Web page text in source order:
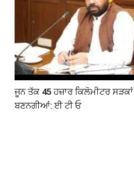
ਜੂਨ ਤੱਕ 45 ਹਜ਼ਾਰ ਕਿਲੋਮੀਟਰ ਸੜਕਾਂ
ਬਣਨਗੀਆਂ: ਈ ਟੀ ਓ